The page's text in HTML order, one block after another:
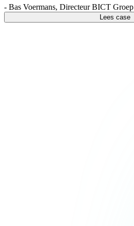
- Bas Voermans, Directeur BICT Groep
Lees case